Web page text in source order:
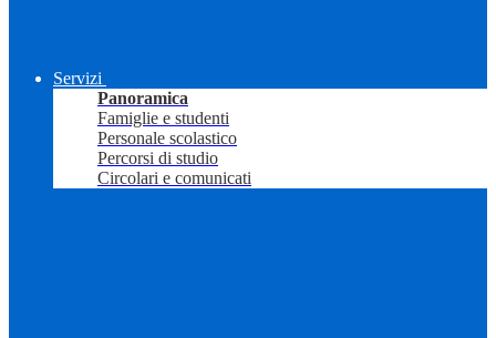
Servizi
Panoramica
Famiglie e studenti
Personale scolastico
Percorsi di studio
Circolari e comunicati